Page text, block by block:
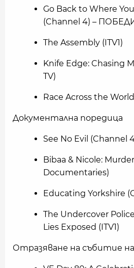
Go Back to Where
(Channel 4) –
The Assembly (ITV1)
Knife Edge: Chasing
TV)
Race Across the
Документална поредица
See No Evil
Bibaa & Nicole:
Documentaries)
Educating Yorkshire
The Undercover
Lies Exposed (ITV1)
Отразяване на събитие